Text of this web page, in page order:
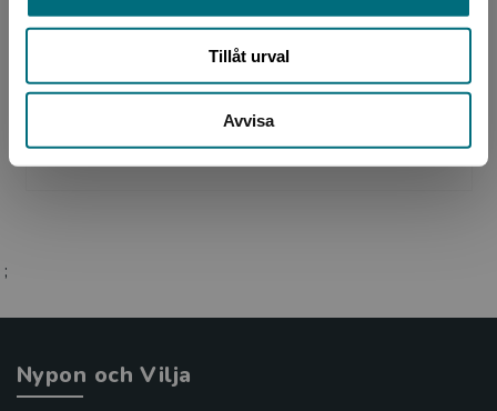
Tillåt urval
Avvisa
Illustratör
Per-Anders Nilsson
;
Nypon och Vilja